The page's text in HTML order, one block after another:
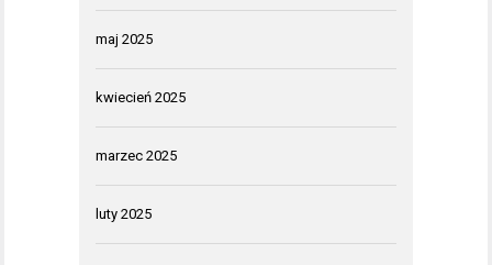
maj 2025
kwiecień 2025
marzec 2025
luty 2025